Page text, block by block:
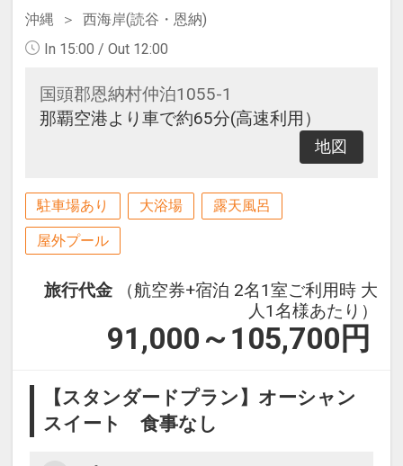
沖縄
西海岸(読谷・恩納)
In 15:00 / Out 12:00
国頭郡恩納村仲泊1055-1
那覇空港より車で約65分(高速利用）
地図
駐車場あり 大浴場 露天風呂
屋外プール
旅行代金
（航空券+宿泊 2名1室ご利用時 大
人1名様あたり）
91,000～105,700 円
【スタンダードプラン】オーシャン
スイート 食事なし